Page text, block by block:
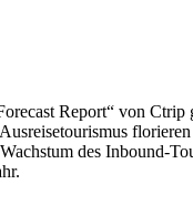
Report“ von Ctrip
des Inbound-